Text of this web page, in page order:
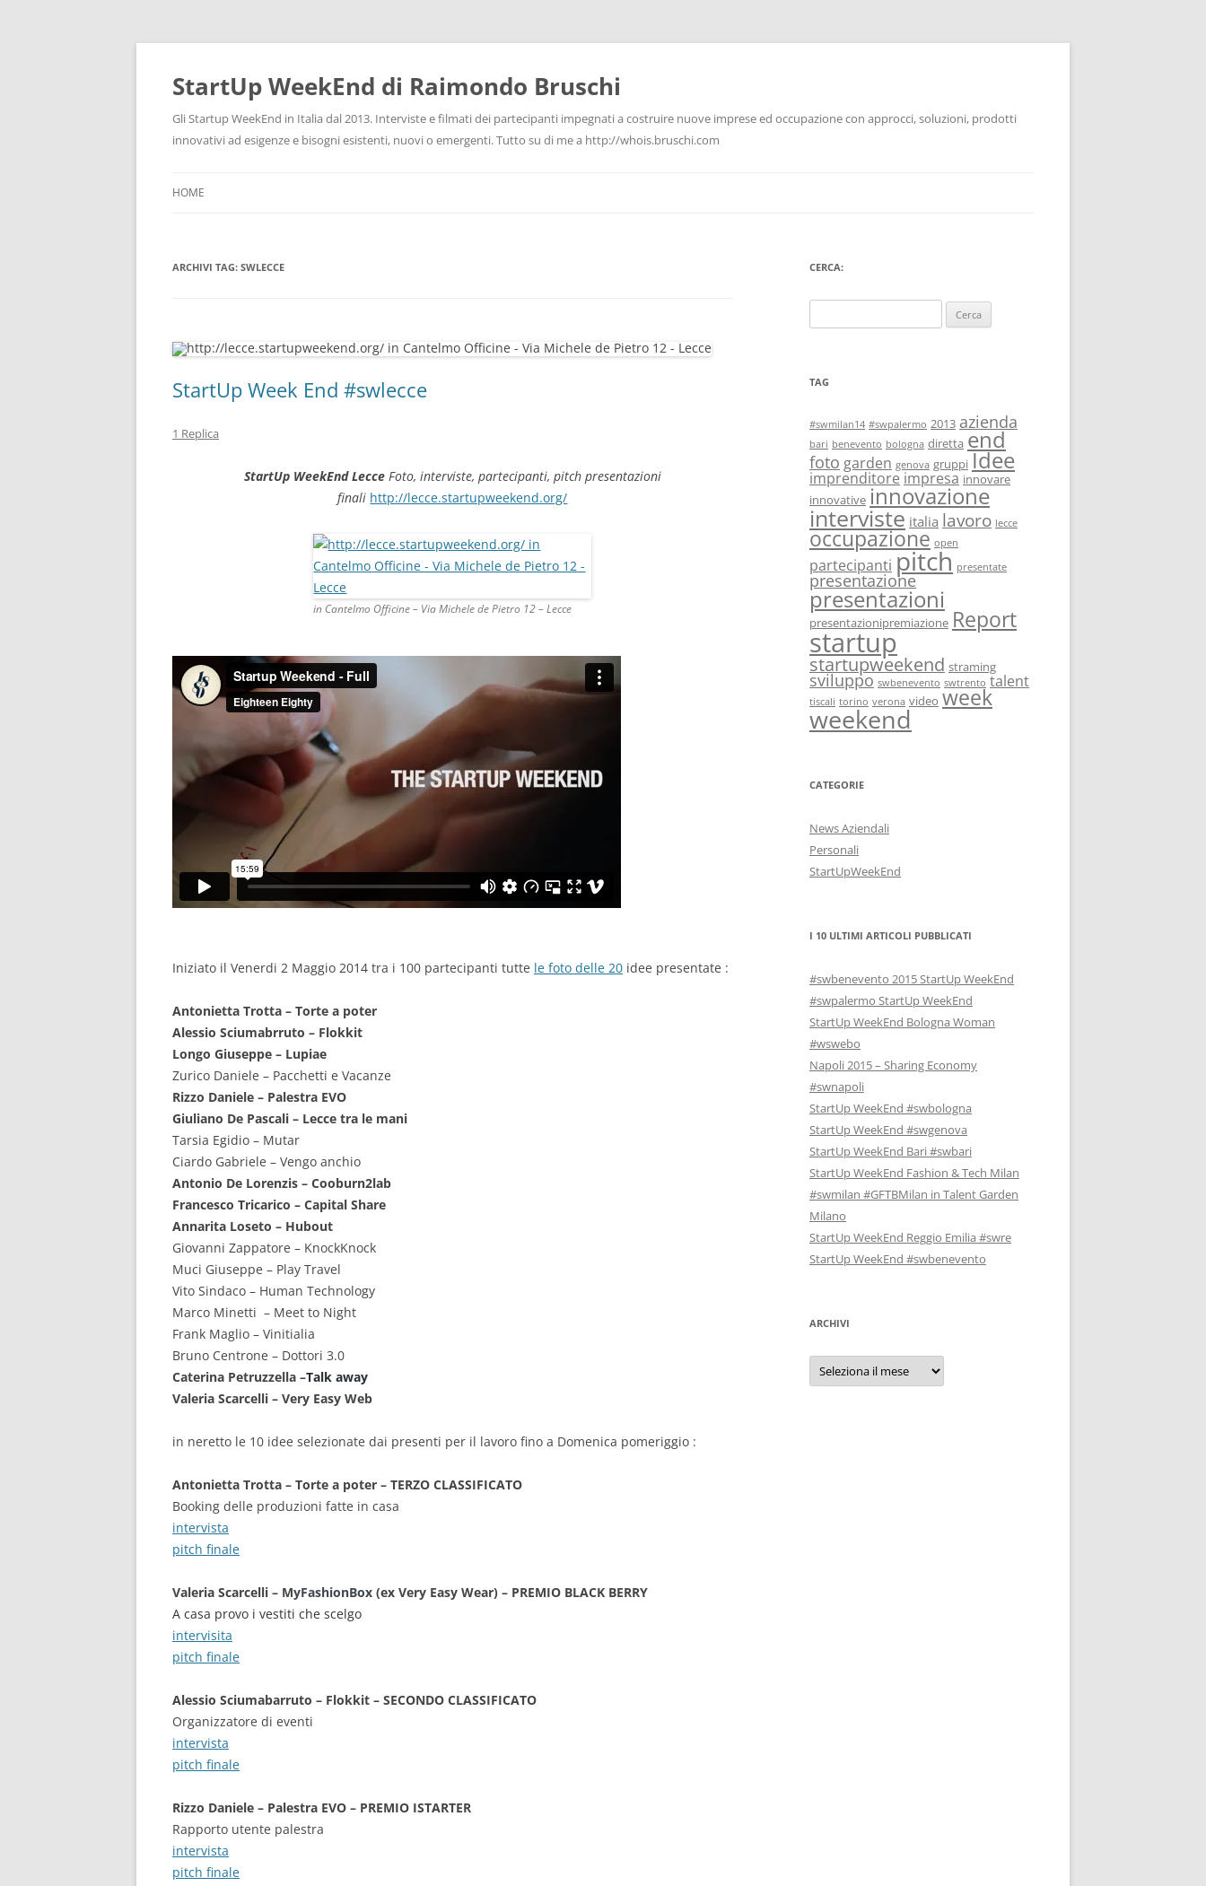
Vai
StartUp WeekEnd di Raimondo Bruschi
Gli Startup WeekEnd in Italia dal 2013. Interviste e filmati dei partecipanti impegnati a costruire nuove imprese ed occupazione con approcci, soluzioni, prodotti
innovativi ad esigenze e bisogni esistenti, nuovi o emergenti. Tutto su di me a http://whois.bruschi.com
HOME
ARCHIVI TAG: SWLECCE
StartUp Week End #swlecce
1 Replica
StartUp WeekEnd Lecce Foto, interviste, partecipanti, pitch presentazioni
finali http://lecce.startupweekend.org/
in Cantelmo Officine – Via Michele de Pietro 12 – Lecce
Iniziato il Venerdi 2 Maggio 2014 tra i 100 partecipanti tutte le foto delle 20 idee presentate :
Antonietta Trotta – Torte a poter
Alessio Sciumabrruto – Flokkit
Longo Giuseppe – Lupiae
Zurico Daniele – Pacchetti e Vacanze
Rizzo Daniele – Palestra EVO
Giuliano De Pascali – Lecce tra le mani
Tarsia Egidio – Mutar
Ciardo Gabriele – Vengo anchio
Antonio De Lorenzis – Cooburn2lab
Francesco Tricarico – Capital Share
Annarita Loseto – Hubout
Giovanni Zappatore – KnockKnock
Muci Giuseppe – Play Travel
Vito Sindaco – Human Technology
Marco Minetti – Meet to Night
Frank Maglio – Vinitialia
Bruno Centrone – Dottori 3.0
Caterina Petruzzella –Talk away
Valeria Scarcelli – Very Easy Web
in neretto le 10 idee selezionate dai presenti per il lavoro fino a Domenica pomeriggio :
Antonietta Trotta – Torte a poter – TERZO CLASSIFICATO
Booking delle produzioni fatte in casa
intervista
pitch finale
Valeria Scarcelli – MyFashionBox (ex Very Easy Wear) – PREMIO BLACK BERRY
A casa provo i vestiti che scelgo
intervisita
pitch finale
Alessio Sciumabarruto – Flokkit – SECONDO CLASSIFICATO
Organizzatore di eventi
intervista
pitch finale
Rizzo Daniele – Palestra EVO – PREMIO ISTARTER
Rapporto utente palestra
intervista
pitch finale
CERCA:
per:
TAG
#swmilan14 #swpalermo 2013 azienda
bari benevento bologna diretta end
foto garden genova gruppi Idee
imprenditore impresa innovare
innovative innovazione
interviste italia lavoro lecce
occupazione open
partecipanti pitch presentate
presentazione
presentazioni
presentazionipremiazione Report
startup
startupweekend straming
sviluppo swbenevento swtrento talent
tiscali torino verona video week
weekend
CATEGORIE
News Aziendali
Personali
StartUpWeekEnd
I 10 ULTIMI ARTICOLI PUBBLICATI
#swbenevento 2015 StartUp WeekEnd
#swpalermo StartUp WeekEnd
StartUp WeekEnd Bologna Woman
#wswebo
Napoli 2015 – Sharing Economy
#swnapoli
StartUp WeekEnd #swbologna
StartUp WeekEnd #swgenova
StartUp WeekEnd Bari #swbari
StartUp WeekEnd Fashion & Tech Milan
#swmilan #GFTBMilan in Talent Garden
Milano
StartUp WeekEnd Reggio Emilia #swre
StartUp WeekEnd #swbenevento
ARCHIVI
Archivi